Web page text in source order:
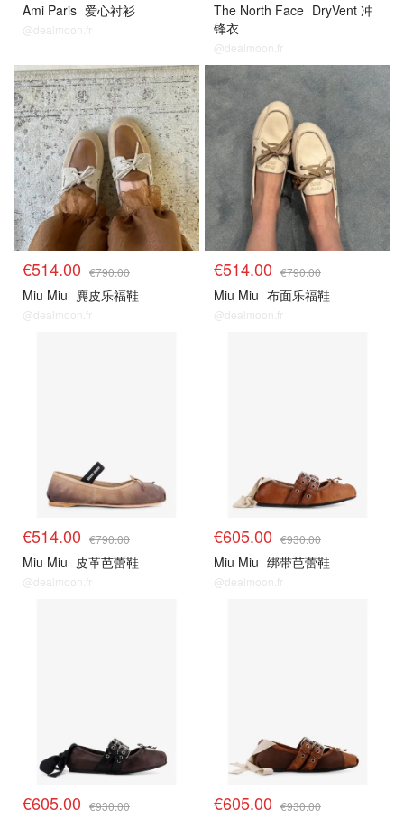
Ami Paris 爱心衬衫
@dealmoon.fr
The North Face DryVent 冲
锋衣
@dealmoon.fr
€514.00 €790.00
Miu Miu 麂皮乐福鞋
@dealmoon.fr
€514.00 €790.00
Miu Miu 布面乐福鞋
@dealmoon.fr
€514.00 €790.00
Miu Miu 皮革芭蕾鞋
@dealmoon.fr
€605.00 €930.00
Miu Miu 绑带芭蕾鞋
@dealmoon.fr
€605.00 €930.00 €605.00 €930.00